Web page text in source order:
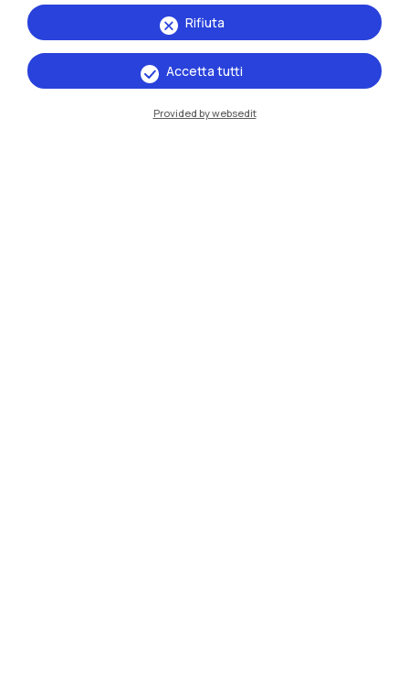
IT EN
Sedi
Milano Leonardo
Rifiuta
Accetta tutti
Provided by websedit